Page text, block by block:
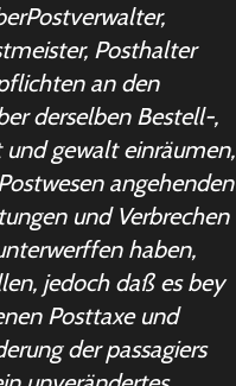
Posthalter
an den
derselben Bestell-,
gewalt einräumen,
angehenden
und Verbrechen
haben,
jedoch daß es bey
Posttaxe und
der passagiers